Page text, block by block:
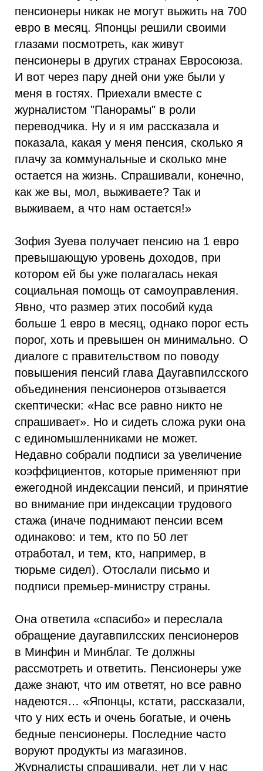
пенсионеры никак не могут выжить на 700
евро в месяц. Японцы решили своими
глазами посмотреть, как живут
пенсионеры в других странах Евросоюза.
И вот через пару дней они уже были у
меня в гостях. Приехали вместе с
журналистом "Панорамы" в роли
переводчика. Ну и я им рассказала и
показала, какая у меня пенсия, сколько я
плачу за коммунальные и сколько мне
остается на жизнь. Спрашивали, конечно,
как же вы, мол, выживаете? Так и
выживаем, а что нам остается!»
Зофия Зуева получает пенсию на 1 евро
превышающую уровень доходов, при
котором ей бы уже полагалась некая
социальная помощь от самоуправления.
Явно, что размер этих пособий куда
больше 1 евро в месяц, однако порог есть
порог, хоть и превышен он минимально. О
диалоге с правительством по поводу
повышения пенсий глава Даугавпилсского
объединения пенсионеров отзывается
скептически: «Нас все равно никто не
спрашивает». Но и сидеть сложа руки она
с единомышленниками не может.
Недавно собрали подписи за увеличение
коэффициентов, которые применяют при
ежегодной индексации пенсий, и принятие
во внимание при индексации трудового
стажа (иначе поднимают пенсии всем
одинаково: и тем, кто по 50 лет
отработал, и тем, кто, например, в
тюрьме сидел). Отослали письмо и
подписи премьер-министру страны.
Она ответила «спасибо» и переслала
обращение даугавпилсских пенсионеров
в Минфин и Минблаг. Те должны
рассмотреть и ответить. Пенсионеры уже
даже знают, что им ответят, но все равно
надеются… «Японцы, кстати, рассказали,
что у них есть и очень богатые, и очень
бедные пенсионеры. Последние часто
воруют продукты из магазинов.
Журналисты спрашивали, нет ли у нас